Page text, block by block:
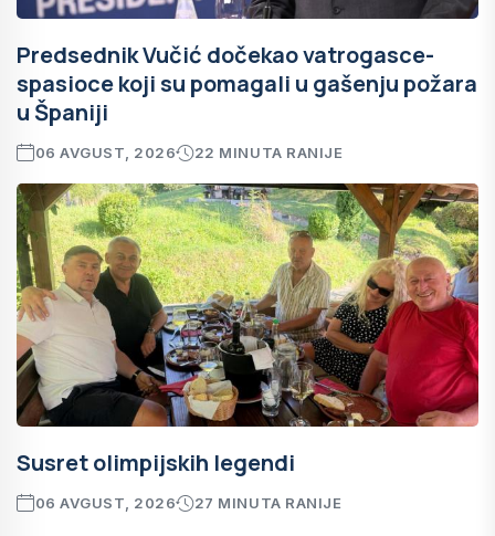
Predsednik Vučić dočekao vatrogasce-
spasioce koji su pomagali u gašenju požara
u Španiji
06 AVGUST, 2026 22 MINUTA RANIJE
Susret olimpijskih legendi
06 AVGUST, 2026 27 MINUTA RANIJE